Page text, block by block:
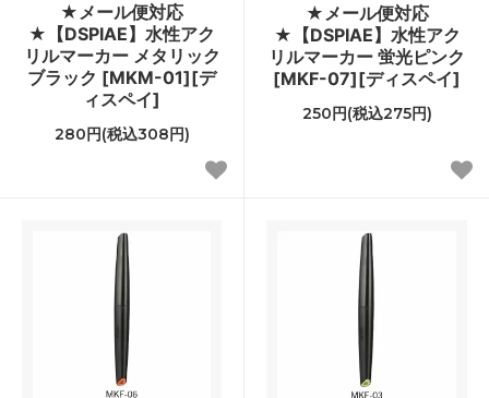
★メール便対応
★【DSPIAE】水性アク
リルマーカー メタリック
ブラック [MKM-01][デ
ィスペイ]
280円(税込308円)
★メール便対応
★【DSPIAE】水性アク
リルマーカー 蛍光ピンク
[MKF-07][ディスペイ]
250円(税込275円)